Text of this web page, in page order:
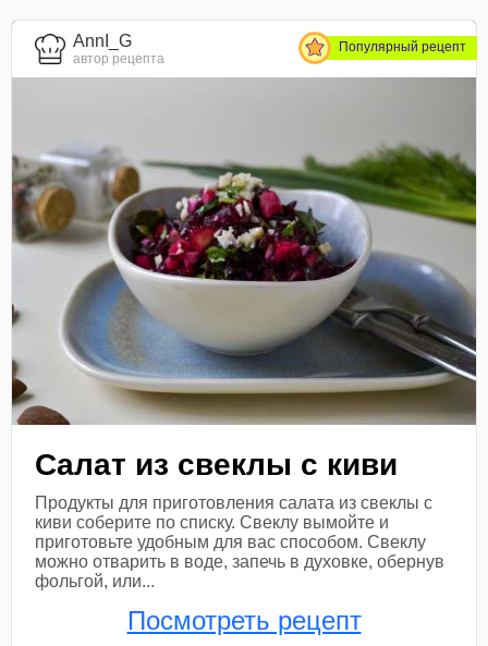
AnnI_G
автор рецепта
Популярный рецепт
Салат из свеклы с киви
Продукты для приготовления салата из свеклы с
киви соберите по списку. Свеклу вымойте и
приготовьте удобным для вас способом. Свеклу
можно отварить в воде, запечь в духовке, обернув
фольгой, или...
Посмотреть рецепт